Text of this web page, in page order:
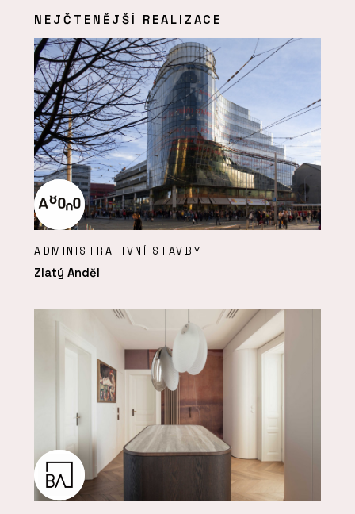
NEJČTENĚJŠÍ REALIZACE
ADMINISTRATIVNÍ STAVBY
Zlatý Anděl